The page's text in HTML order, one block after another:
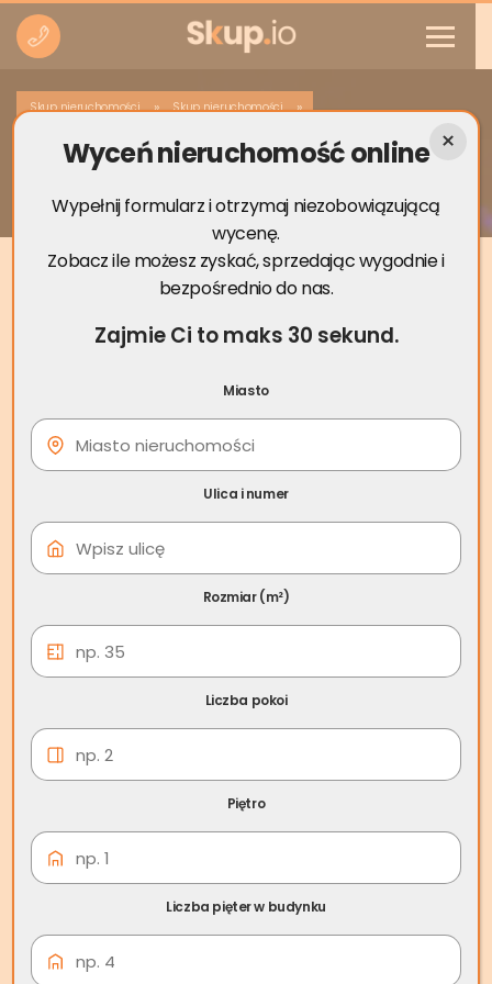
Skup nieruchomości » Skup nieruchomości »
Skup nieruchomości Siewierz
08 czeSkup nieruchomości
Siewierz
Wyceń nieruchomość online
Wypełnij formularz i otrzymaj niezobowiązującą
wycenę.
Zobacz ile możesz zyskać, sprzedając wygodnie i
bezpośrednio do nas.
Zajmie Ci to maks 30 sekund.
Miasto
Ulica i numer
Rozmiar (m²)
Liczba pokoi
Piętro
Liczba pięter w budynku